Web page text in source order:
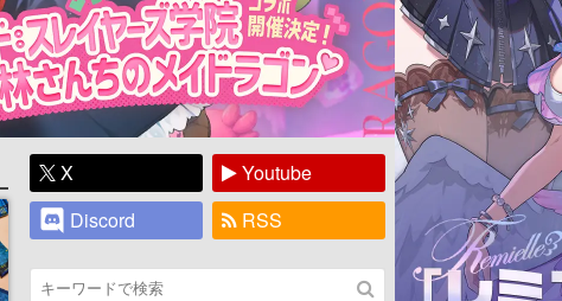
X
Youtube
Discord
RSS